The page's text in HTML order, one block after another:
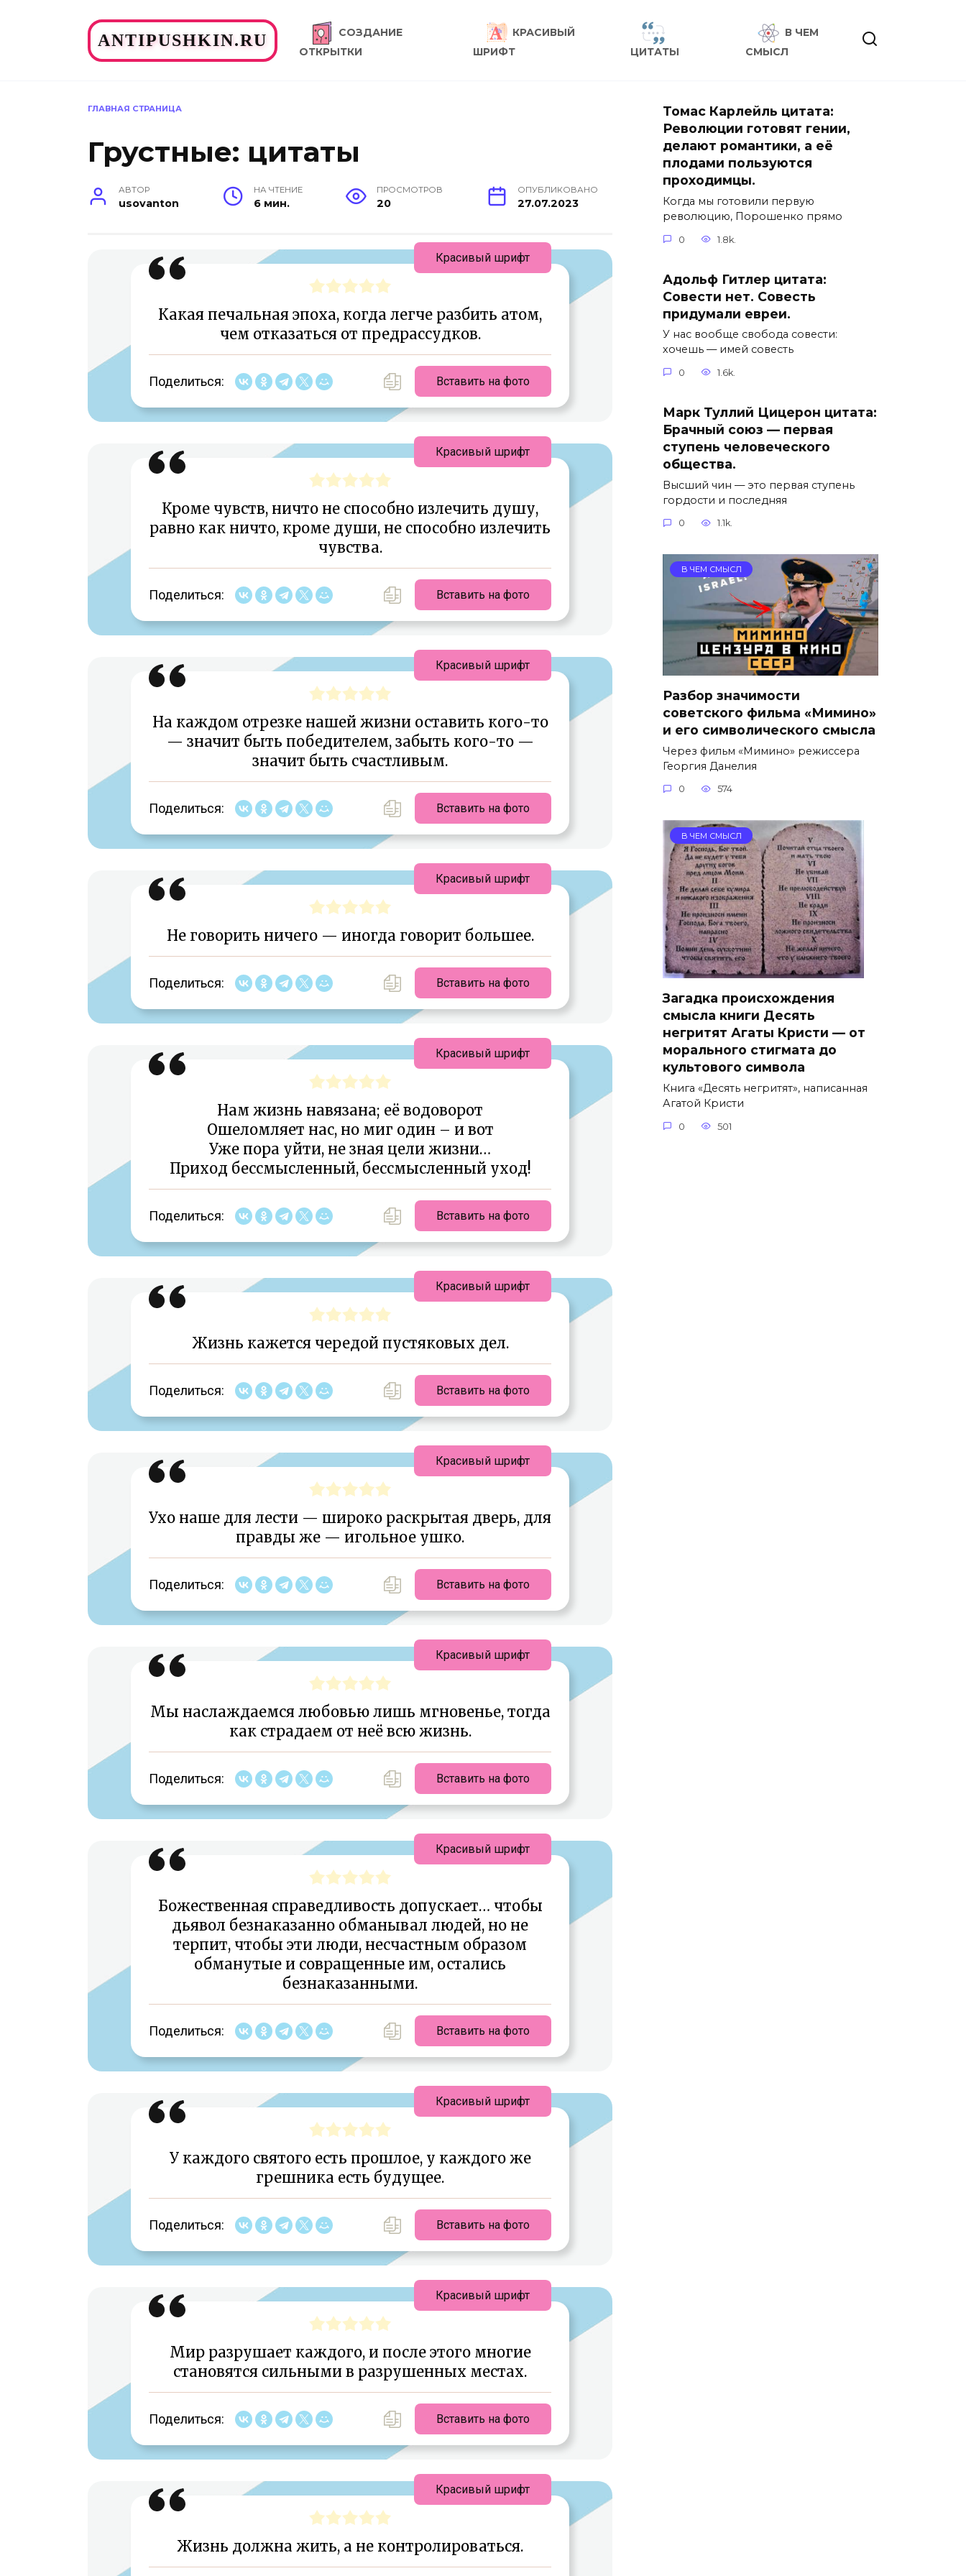
ANTIPUSHKIN.RU
СОЗДАНИЕ
ОТКРЫТКИ
КРАСИВЫЙ
ШРИФТ
ЦИТАТЫ
В ЧЕМ
СМЫСЛ
ГЛАВНАЯ СТРАНИЦА
Грустные: цитаты
АВТОР
usovanton
НА ЧТЕНИЕ
6 мин.
ПРОСМОТРОВ
20
ОПУБЛИКОВАНО
27.07.2023
Какая печальная эпоха, когда легче разбить атом,
чем отказаться от предрассудков.
Поделиться: Вставить на фото
Красивый шрифт
Кроме чувств, ничто не способно излечить душу,
равно как ничто, кроме души, не способно излечить
чувства.
Поделиться: Вставить на фото
Красивый шрифт
На каждом отрезке нашей жизни оставить кого-то
— значит быть победителем, забыть кого-то —
значит быть счастливым.
Поделиться: Вставить на фото
Красивый шрифт
Не говорить ничего — иногда говорит большее.
Поделиться: Вставить на фото
Красивый шрифт
Нам жизнь навязана; её водоворот
Ошеломляет нас, но миг один – и вот
Уже пора уйти, не зная цели жизни…
Приход бессмысленный, бессмысленный уход!
Поделиться: Вставить на фото
Красивый шрифт
Жизнь кажется чередой пустяковых дел.
Поделиться: Вставить на фото
Красивый шрифт
Ухо наше для лести — широко раскрытая дверь, для
правды же — игольное ушко.
Поделиться: Вставить на фото
Красивый шрифт
Мы наслаждаемся любовью лишь мгновенье, тогда
как страдаем от неё всю жизнь.
Поделиться: Вставить на фото
Красивый шрифт
Божественная справедливость допускает… чтобы
дьявол безнаказанно обманывал людей, но не
терпит, чтобы эти люди, несчастным образом
обманутые и совращенные им, остались
безнаказанными.
Поделиться: Вставить на фото
Красивый шрифт
У каждого святого есть прошлое, у каждого же
грешника есть будущее.
Поделиться: Вставить на фото
Красивый шрифт
Мир разрушает каждого, и после этого многие
становятся сильными в разрушенных местах.
Поделиться: Вставить на фото
Красивый шрифт
Жизнь должна жить, а не контролироваться.
Красивый шрифт
Томас Карлейль цитата:
Революции готовят гении,
делают романтики, а её
плодами пользуются
проходимцы.
Когда мы готовили первую
революцию, Порошенко прямо
0 1.8k.
Адольф Гитлер цитата:
Совести нет. Совесть
придумали евреи.
У нас вообще свобода совести:
хочешь — имей совесть
0 1.6k.
Марк Туллий Цицерон цитата:
Брачный союз — первая
ступень человеческого
общества.
Высший чин — это первая ступень
гордости и последняя
0 1.1k.
В ЧЕМ СМЫСЛ
Разбор значимости
советского фильма «Мимино»
и его символического смысла
Через фильм «Мимино» режиссера
Георгия Данелия
0 574
В ЧЕМ СМЫСЛ
Загадка происхождения
смысла книги Десять
негритят Агаты Кристи — от
морального стигмата до
культового символа
Книга «Десять негритят», написанная
Агатой Кристи
0 501